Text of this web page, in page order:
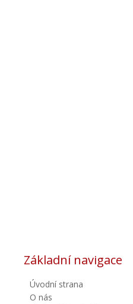
Základní navigace
Úvodní strana
O nás